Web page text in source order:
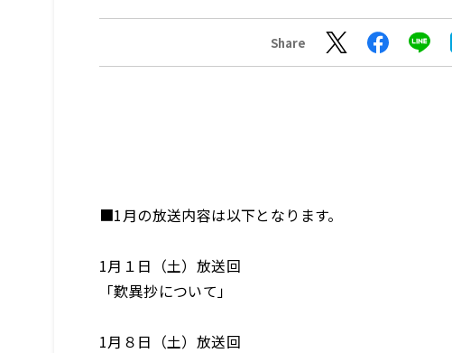
Share
■1月の放送内容は以下となります。
1月１日（土）放送回
「歎異抄について」
1月８日（土）放送回